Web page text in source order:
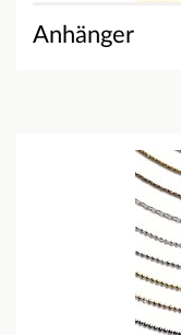
Anhänger